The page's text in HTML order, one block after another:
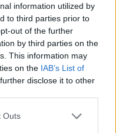
information utilized by
to third parties prior to
out of the further
by third parties on the
This information may
on the IAB’s List of
disclose it to other
Outs
έκθετους στον
που διατηρούν
συγκριτικά με
δεν